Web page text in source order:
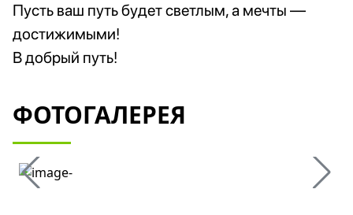
Пусть ваш путь будет светлым, а мечты —
достижимыми!
В добрый путь!
ФОТОГАЛЕРЕЯ